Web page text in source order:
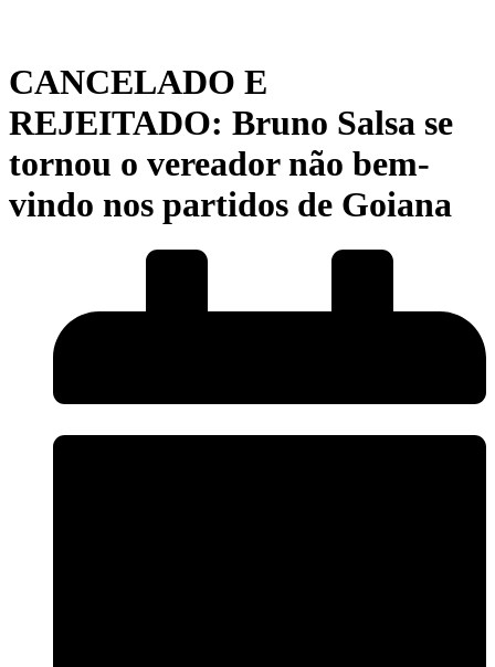
CANCELADO E
REJEITADO: Bruno Salsa se
tornou o vereador não bem-
vindo nos partidos de Goiana